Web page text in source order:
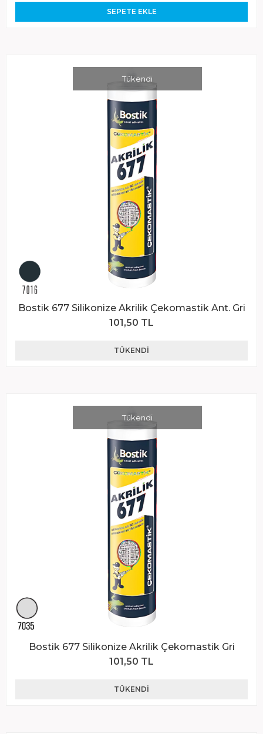
SEPETE EKLE
Tükendi
Bostik 677 Silikonize Akrilik Çekomastik Ant. Gri
101,50 TL
TÜKENDI
Tükendi
Bostik 677 Silikonize Akrilik Çekomastik Gri
101,50 TL
TÜKENDI